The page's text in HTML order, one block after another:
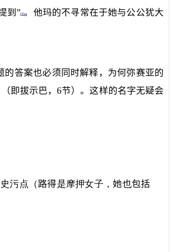
到”[4]。他玛的不寻常在于她与公公犹大
答案也必须同时解释，为何弥赛亚的
即拔示巴，6节）。这样的名字无疑会
污点（路得是摩押女子， 她也包括